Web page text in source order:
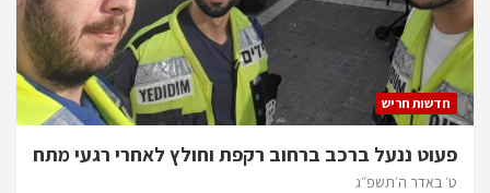
חדשות חריש
פעוט ננעל ברכב ברחוב רקפת וחולץ לאחרי רגעי מתח
ט׳ באדר ה׳תשפ״ג